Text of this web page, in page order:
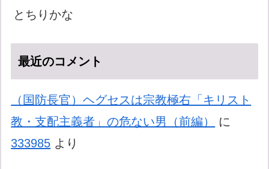
とちりかな
最近のコメント
（国防長官）ヘグセスは宗教極右「キリスト
教・支配主義者」の危ない男（前編）
に
333985 より